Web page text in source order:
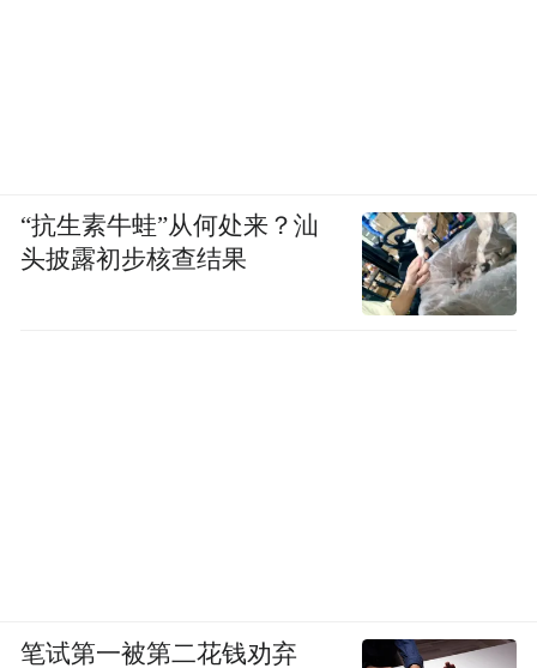
“抗生素牛蛙”从何处来？汕
头披露初步核查结果
笔试第一被第二花钱劝弃